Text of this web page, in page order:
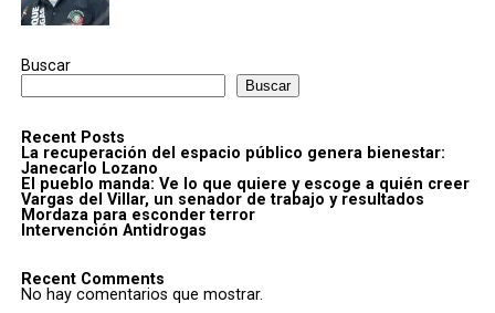
Buscar
Buscar
Recent Posts
La recuperación del espacio público genera bienestar:
Janecarlo Lozano
El pueblo manda: Ve lo que quiere y escoge a quién creer
Vargas del Villar, un senador de trabajo y resultados
Mordaza para esconder terror
Intervención Antidrogas
Recent Comments
No hay comentarios que mostrar.